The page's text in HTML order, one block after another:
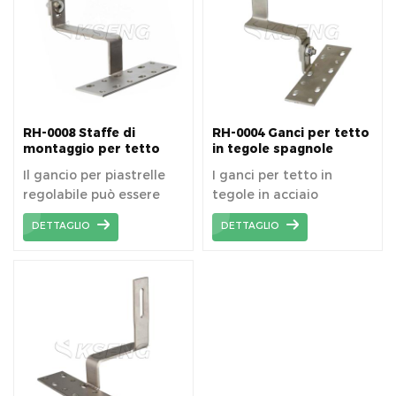
RH-0008 Staffe di
montaggio per tetto
Il gancio per piastrelle
regolabile può essere
regolato
orizzontalmente e
versatilità rispetto al
normale gancio per
DETTAGLIO
RH-0004 Ganci per tetto
in tegole spagnole
I ganci per tetto in
tegole in acciaio
inossidabile sono
progettati
DETTAGLIO